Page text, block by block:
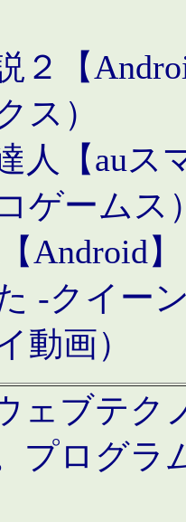
２【
ス）
人【auス
ゲームス
【Android
-クイー
動画）
ェブテク
プログラ